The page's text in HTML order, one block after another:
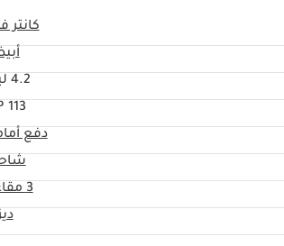
كانتر
4.2 ليتر
113 HP
دفع
3 مقاعد